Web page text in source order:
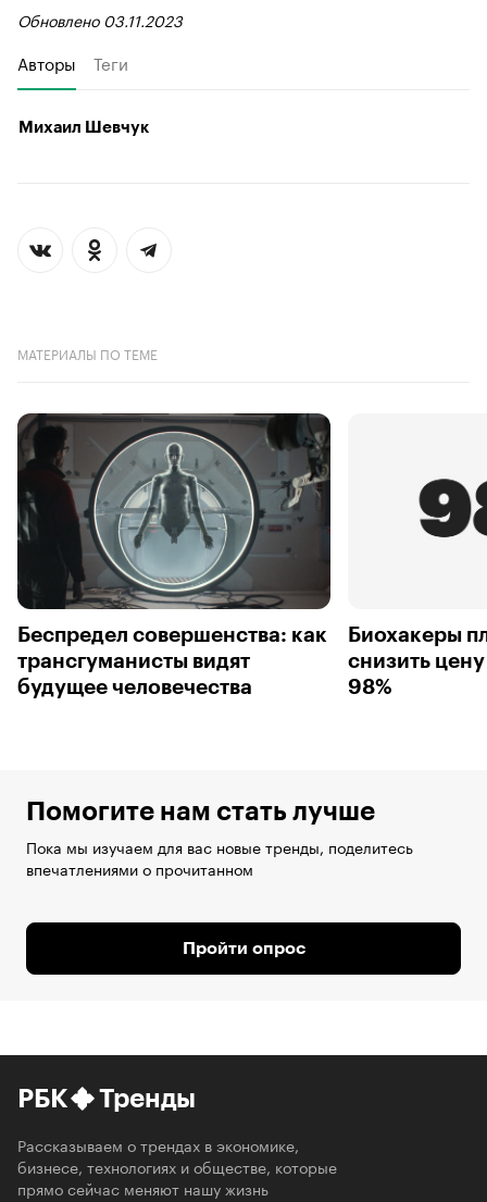
Обновлено 03.11.2023
Авторы Теги
Михаил Шевчук
МАТЕРИАЛЫ ПО ТЕМЕ
Беспредел совершенства: как
трансгуманисты видят
будущее человечества
Биохакеры
снизить
98%
Помогите нам стать лучше
Пока мы изучаем для вас новые тренды, поделитесь
впечатлениями о прочитанном
Пройти опрос
РБК Тренды
Рассказываем о трендах в экономике,
бизнесе, технологиях и обществе, которые
прямо сейчас меняют нашу жизнь